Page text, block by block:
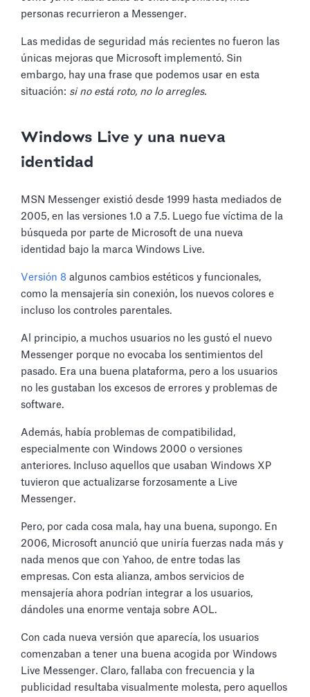
personas recurrieron a Messenger.
Las medidas de seguridad más recientes no fueron las
únicas mejoras que Microsoft implementó. Sin
embargo, hay una frase que podemos usar en esta
situación: si no está roto, no lo arregles.
Windows Live y una nueva
identidad
MSN Messenger existió desde 1999 hasta mediados de
2005, en las versiones 1.0 a 7.5. Luego fue víctima de la
búsqueda por parte de Microsoft de una nueva
identidad bajo la marca Windows Live.
Versión 8 algunos cambios estéticos y funcionales,
como la mensajería sin conexión, los nuevos colores e
incluso los controles parentales.
Al principio, a muchos usuarios no les gustó el nuevo
Messenger porque no evocaba los sentimientos del
pasado. Era una buena plataforma, pero a los usuarios
no les gustaban los excesos de errores y problemas de
software.
Además, había problemas de compatibilidad,
especialmente con Windows 2000 o versiones
anteriores. Incluso aquellos que usaban Windows XP
tuvieron que actualizarse forzosamente a Live
Messenger.
Pero, por cada cosa mala, hay una buena, supongo. En
2006, Microsoft anunció que uniría fuerzas nada más y
nada menos que con Yahoo, de entre todas las
empresas. Con esta alianza, ambos servicios de
mensajería ahora podrían integrar a los usuarios,
dándoles una enorme ventaja sobre AOL.
Con cada nueva versión que aparecía, los usuarios
comenzaban a tener una buena acogida por Windows
Live Messenger. Claro, fallaba con frecuencia y la
publicidad resultaba visualmente molesta, pero aquellos